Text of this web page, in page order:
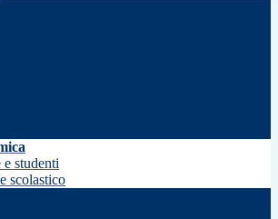
studenti
scolastico